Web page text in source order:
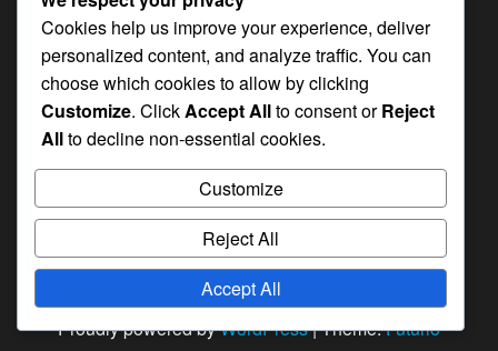
Flick Badmintona Serves Laika: Pretinieka
lasīšana, Izpildes stratēģija
Flick Badmintona Serve: Plaukstas kustība,
Maldināšana, Pabeigšana
Kontrolēts augsts serviss: precizitāte, vēja
pretestība, laukuma segums
Sakārtota Zema Serve: Prakse, Laiks, Ritms
Proudly powered byWordPress|Theme:Futurio
Cookies help us improve your experience, deliver
personalized content, and analyze traffic. You can
choose which cookies to allow by clicking
Customize. ClickAccept Allto consent orReject
Allto decline non-essential cookies.
Customize
Reject All
Accept All